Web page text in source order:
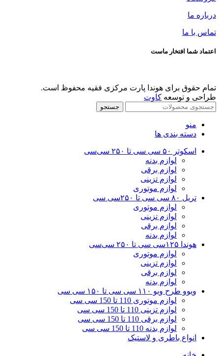
درباره ما
تماس با ما
اعتماد شما افتخار ماست
تمام حقوق برای هوندا پارت مرکزی فقیه محفوظ است.
طراحی و توسعه کاوت
جستجو
منو
دسته بندی ها
اسکوتر ۵۰ سی سی تا ۲۵۰ سی‌سی
لوازم بدنه
لوازم برقی
لوازم تزینی
لوازم موتوری
تریل ۸۰ سی سی تا ۲۵۰سی سی
لوازم موتوری
لوازم تزینی
لوازم برقی
لوازم بدنه
هوندا ۱۲۵سی سی تا ۲۵۰ سی‌سی
لوازم موتوری
لوازم تزینی
لوازم برقی
لوازم بدنه
ویوو طرح ویو ۱۱۰ سی سی تا ۱۵۰ سی سی
لوازم موتوری 110 تا 150 سی سی
لوازم تزینی 110 تا 150 سی سی
لوازم برقی 110 تا 150 سی سی
لوازم بدنه 110 تا 150 سی سی
انواع باطری و لاستیک